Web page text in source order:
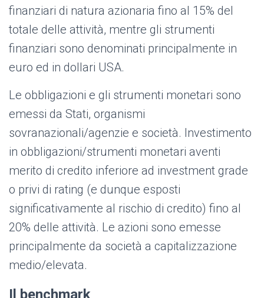
finanziari di natura azionaria fino al 15% del
totale delle attività, mentre gli strumenti
finanziari sono denominati principalmente in
euro ed in dollari USA.
Le obbligazioni e gli strumenti monetari sono
emessi da Stati, organismi
sovranazionali/agenzie e società. Investimento
in obbligazioni/strumenti monetari aventi
merito di credito inferiore ad investment grade
o privi di rating (e dunque esposti
significativamente al rischio di credito) fino al
20% delle attività. Le azioni sono emesse
principalmente da società a capitalizzazione
medio/elevata.
Il benchmark